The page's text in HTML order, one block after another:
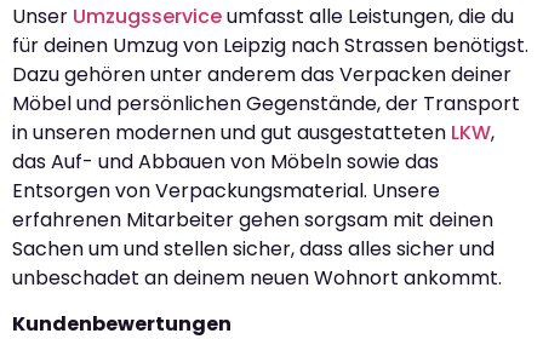
Unser Umzugsserviceumfasst alle Leistungen, die du
für deinen Umzug von Leipzig nach Strassen benötigst.
Dazu gehören unter anderem das Verpacken deiner
Möbel und persönlichen Gegenstände, der Transport
in unseren modernen und gut ausgestatteten LKW,
das Auf- und Abbauen von Möbeln sowie das
Entsorgen von Verpackungsmaterial. Unsere
erfahrenen Mitarbeiter gehen sorgsam mit deinen
Sachen um und stellen sicher, dass alles sicher und
unbeschadet an deinem neuen Wohnort ankommt.
Kundenbewertungen